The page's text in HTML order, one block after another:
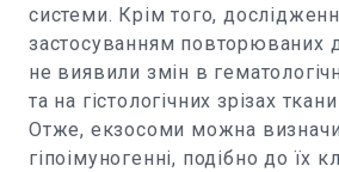
системи. Крім того,
застосуванням повторюваних
не виявили змін в
та на гістологічних зрізах
Отже, екзосоми можна
гіпоімуногенні, подібно до їх